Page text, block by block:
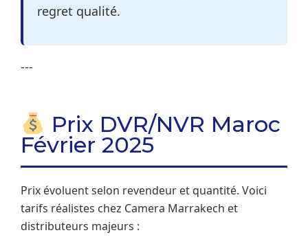
regret qualité.
---
Prix DVR/NVR Maroc
Février 2025
Prix évoluent selon revendeur et quantité. Voici
tarifs réalistes chez Camera Marrakech et
distributeurs majeurs :